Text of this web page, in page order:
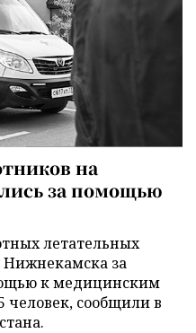
на
за помощью
летательных
Нижнекамска за
к медицинским
человек, сообщили в